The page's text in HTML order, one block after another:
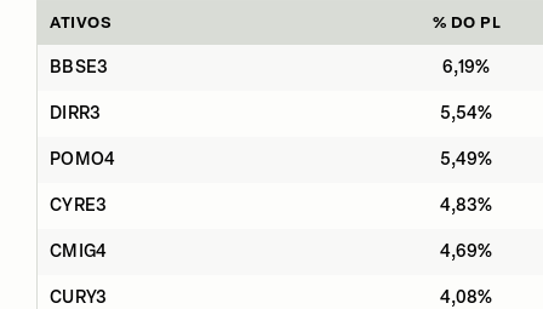
ATIVOS % DO PL
BBSE3 6,19%
DIRR3 5,54%
POMO4 5,49%
CYRE3 4,83%
CMIG4 4,69%
CURY3 4,08%